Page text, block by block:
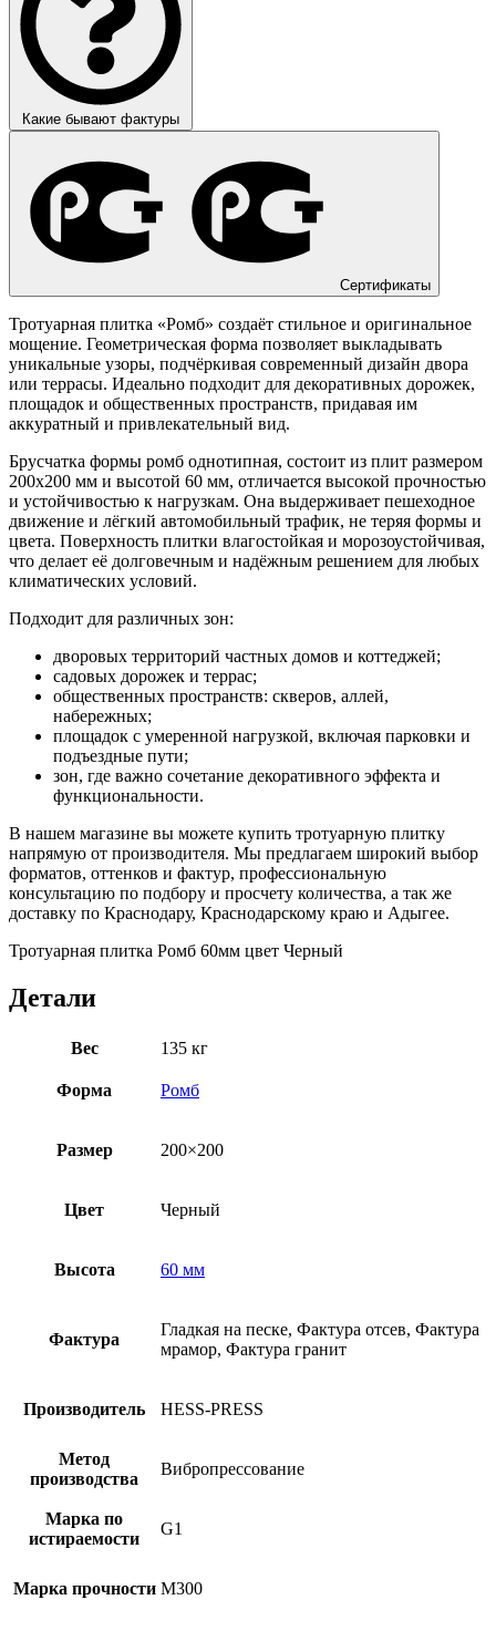
Какие бывают фактуры
Сертификаты
Тротуарная плитка «Ромб» создаёт стильное и оригинальное
мощение. Геометрическая форма позволяет выкладывать
уникальные узоры, подчёркивая современный дизайн двора
или террасы. Идеально подходит для декоративных дорожек,
площадок и общественных пространств, придавая им
аккуратный и привлекательный вид.
Брусчатка формы ромб однотипная, состоит из плит размером
200х200 мм и высотой 60 мм, отличается высокой прочностью
и устойчивостью к нагрузкам. Она выдерживает пешеходное
движение и лёгкий автомобильный трафик, не теряя формы и
цвета. Поверхность плитки влагостойкая и морозоустойчивая,
что делает её долговечным и надёжным решением для любых
климатических условий.
Подходит для различных зон:
дворовых территорий частных домов и коттеджей;
садовых дорожек и террас;
общественных пространств: скверов, аллей,
набережных;
площадок с умеренной нагрузкой, включая парковки и
подъездные пути;
зон, где важно сочетание декоративного эффекта и
функциональности.
В нашем магазине вы можете купить тротуарную плитку
напрямую от производителя. Мы предлагаем широкий выбор
форматов, оттенков и фактур, профессиональную
консультацию по подбору и просчету количества, а так же
доставку по Краснодару, Краснодарскому краю и Адыгее.
Тротуарная плитка Ромб 60мм цвет Черный
Детали
Вес 135 кг
Форма Ромб
Размер 200×200
Цвет Черный
Высота 60 мм
Фактура
Гладкая на песке, Фактура отсев, Фактура
мрамор, Фактура гранит
Производитель HESS-PRESS
Метод
производства
Вибропрессование
Марка по
истираемости
G1
Марка прочности M300